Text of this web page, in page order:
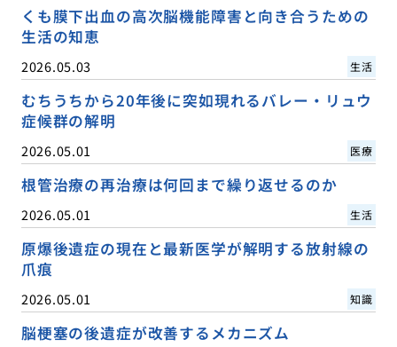
くも膜下出血の高次脳機能障害と向き合うための
生活の知恵
2026.05.03 生活
むちうちから20年後に突如現れるバレー・リュウ
症候群の解明
2026.05.01 医療
根管治療の再治療は何回まで繰り返せるのか
2026.05.01 生活
原爆後遺症の現在と最新医学が解明する放射線の
爪痕
2026.05.01 知識
脳梗塞の後遺症が改善するメカニズム